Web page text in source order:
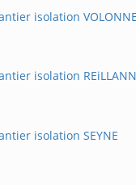
isolation VOLONNE
isolation
isolation SEYNE